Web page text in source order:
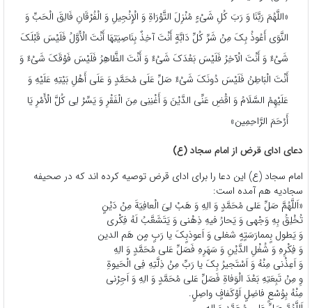
«اللَّهُمَ‏ رَبَّنَا وَ رَبَ‏ کُلِ‏ شَیْ‏ءٍ مُنْزِلَ التَّوْرَاةِ وَ الْإِنْجِیلِ وَ الْفُرْقَانِ فَالِقَ الْحَبِّ وَ
النَّوَى أَعُوذُ بِکَ مِنْ شَرِّ کُلِّ دَابَّةٍ أَنْتَ آخِذٌ بِنَاصِیَتِهَا أَنْتَ الْأَوَّلُ فَلَیْسَ قَبْلَکَ
شَیْ‏ءٌ وَ أَنْتَ الْآخِرُ فَلَیْسَ بَعْدَکَ شَیْ‏ءٌ وَ أَنْتَ الظَّاهِرُ فَلَیْسَ فَوْقَکَ شَیْ‏ءٌ وَ
أَنْتَ الْبَاطِنُ فَلَیْسَ دُونَکَ شَیْ‏ءٌ صَلِّ عَلَى مُحَمَّدٍ وَ عَلَى أَهْلِ بَیْتِهِ عَلَیْهِ وَ
عَلَیْهِمُ السَّلَامُ وَ اقْضِ عَنِّی الدَّیْنَ وَ أَغْنِنِی مِنَ الْفَقْرِ وَ یَسِّرْ لِی کُلَّ الْأَمْرِ یَا
أَرْحَمَ الرَّاحِمِین»
دعای ادای قرض از امام سجاد (ع)
امام سجاد (ع) این دعا را برای ادای قرض توصیه کرده اند که در صحیفه
سجادیه هم آمده است:
«اَللَّهُمَّ صَلِّ عَلى‏ مُحَمَّدٍ وَ الِهِ وَ هَبْ لِىَ الْعافِیَةَ مِنْ دَیْنٍ
تُخْلِقُ بِهِ وَجْهى وَ یَحارُ فیهِ ذِهْنى وَ یَتَشَعَّبُ لَهُ فِکْرى
وَ یَطول بٍممارَسَتٍهٍ شغلی وَ اَعوذبٍکَ یا رَبٍ مٍن هَم الدین
وَ فِکْرِهِ وَ شُغْلِ الدَّیْنِ وَ سَهَرِهِ فَصَلِّ عَلى‏ مُحَمَّدٍ وَ الِهِ
وَ اَعِذْنى مِنْهُ وَ اَسْتَجیرُ بِکَ یا رَبِّ مِنْ ذِلَّتِهِ فِى الْحَیوةِ
وِ مِنْ تَبِعَتِهِ بَعْدَ الْوَفاةِ فَصَلِّ عَلى‏ مُحَمَّدٍ وَ الِهِ وَ اَجِرْنى
مِنْهُ بِوُسْعٍ فاضِلٍ اَوْکَفافٍ واصِلٍ.